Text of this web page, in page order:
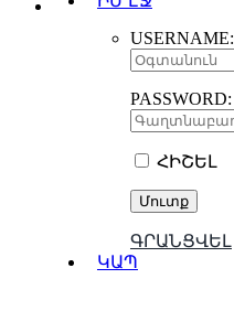
USERNAME:
PASSWORD:
ՀԻՇԵԼ
ԳՐԱՆՑՎԵԼ
ԿԱՊ